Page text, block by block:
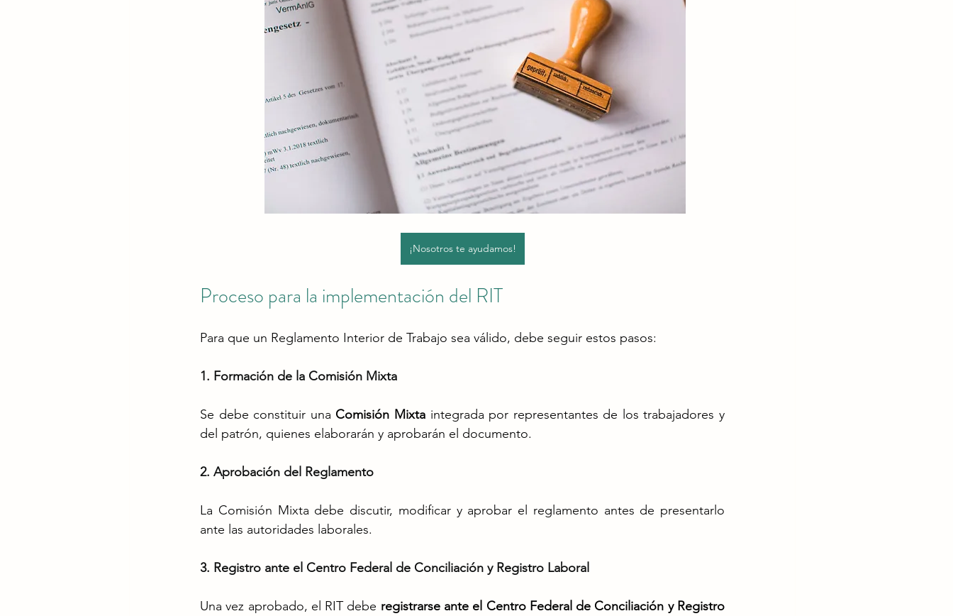
¡Nosotros te ayudamos!
Proceso para la implementación del RIT
Para que un Reglamento Interior de Trabajo sea válido, debe seguir estos pasos​:
1. Formación de la Comisión Mixta
Se debe constituir una Comisión Mixta integrada por representantes de los trabajadores y
del patrón, quienes elaborarán y aprobarán el documento.
2. Aprobación del Reglamento
La Comisión Mixta debe discutir, modificar y aprobar el reglamento antes de presentarlo
ante las autoridades laborales.
3. Registro ante el Centro Federal de Conciliación y Registro Laboral
Una vez aprobado, el RIT debe registrarse ante el Centro Federal de Conciliación y Registro